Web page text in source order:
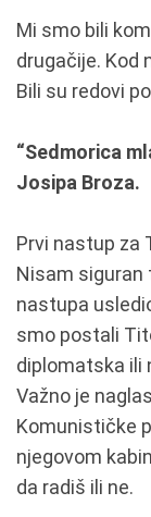
Mi smo bili
drugačije. Kod
Bili su redovi
“Sedmorica
Josipa Broza.
Prvi nastup za
Nisam siguran
nastupa
smo postali
diplomatska ili
Važno je
Komunističke
njegovom
da radiš ili ne.